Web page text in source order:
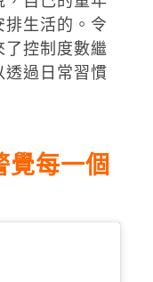
生活的。令
了控制度數繼
透過日常習慣
覺每一個